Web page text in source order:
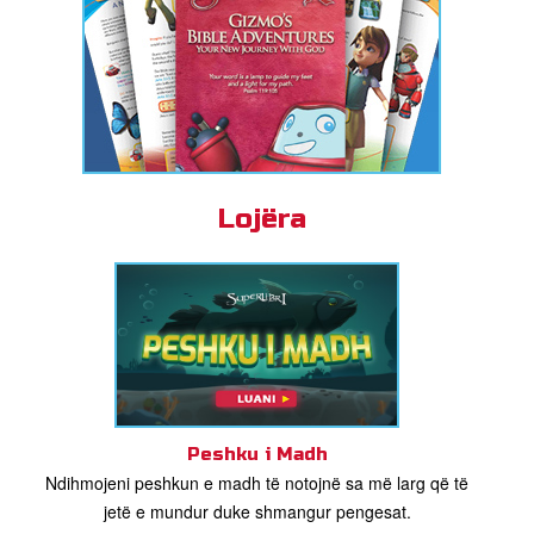
Lojëra
Peshku i Madh
Ndihmojeni peshkun e madh të notojnë sa më larg që të
jetë e mundur duke shmangur pengesat.